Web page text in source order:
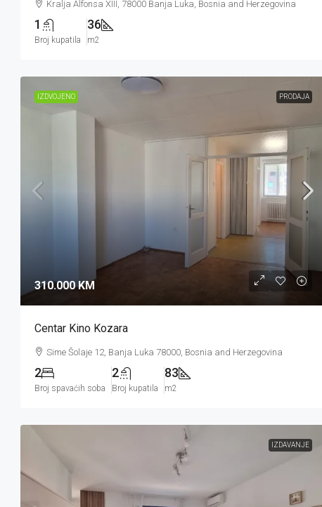
Kralja Alfonsa XIII, 78000 Banja Luka, Bosnia and Herzegovina
1
Broj kupatila
36
m2
IZDVOJENO PRODAJA
310.000 KM
Centar Kino Kozara
Sime Šolaje 12, Banja Luka 78000, Bosnia and Herzegovina
2
Broj spavaćih soba
2
Broj kupatila
83
m2
IZDAVANJE